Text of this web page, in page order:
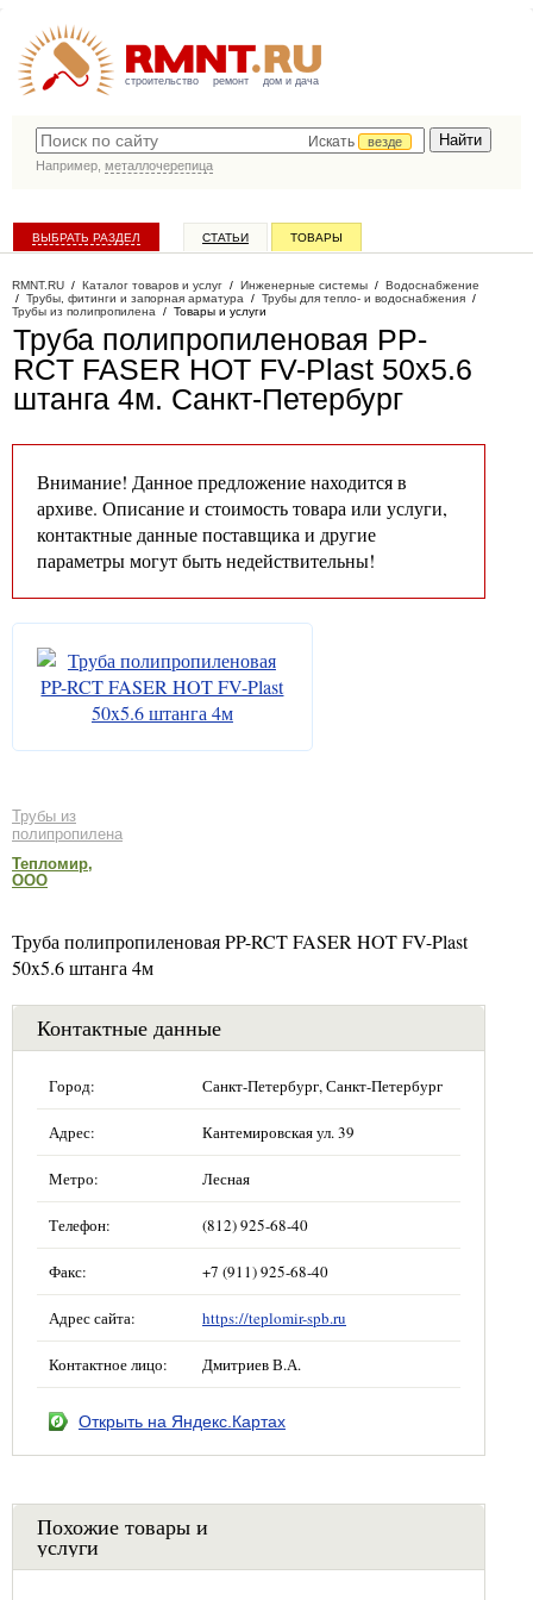
строительство ремонт дом и дача
Искать
везде
Например, металлочерепица
ВЫБРАТЬ РАЗДЕЛ СТАТЬИ ТОВАРЫ
RMNT.RU / Каталог товаров и услуг / Инженерные системы / Водоснабжение
/ Трубы, фитинги и запорная арматура / Трубы для тепло- и водоснабжения /
Трубы из полипропилена / Товары и услуги
Труба полипропиленовая PP-
RCT FASER HOT FV-Plast 50x5.6
штанга 4м. Санкт-Петербург
Внимание! Данное предложение находится в
архиве. Описание и стоимость товара или услуги,
контактные данные поставщика и другие
параметры могут быть недействительны!
Трубы из
полипропилена
Тепломир,
ООО
Труба полипропиленовая PP-RCT FASER HOT FV-Plast
50x5.6 штанга 4м
Контактные данные
Город: Санкт-Петербург, Санкт-Петербург
Адрес: Кантемировская ул. 39
Метро: Лесная
Телефон: (812) 925-68-40
Факс: +7 (911) 925-68-40
Адрес сайта: https://teplomir-spb.ru
Контактное лицо: Дмитриев В.А.
Открыть на Яндекс.Картах
Похожие товары и
услуги